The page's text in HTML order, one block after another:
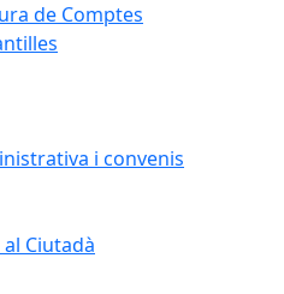
de Comptes
i convenis
Ciutadà